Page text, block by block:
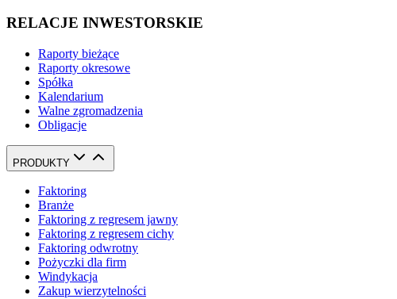
RELACJE INWESTORSKIE
Raporty bieżące
Raporty okresowe
Spółka
Kalendarium
Walne zgromadzenia
Obligacje
PRODUKTY
Faktoring
Branże
Faktoring z regresem jawny
Faktoring z regresem cichy
Faktoring odwrotny
Pożyczki dla firm
Windykacja
Zakup wierzytelności